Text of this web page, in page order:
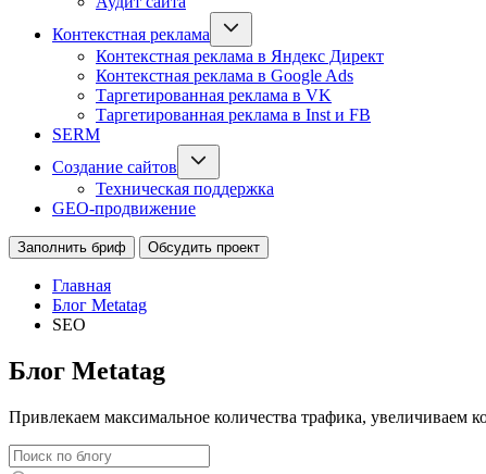
Контекстная реклама
Контекстная реклама в Яндекс Директ
Контекстная реклама в Google Ads
Таргетированная реклама в VK
Таргетированная реклама в Inst и FB
SERM
Создание сайтов
Техническая поддержка
GEO-продвижение
Заполнить бриф Обсудить проект
Главная
Блог Metatag
SEO
Блог Metatag
Привлекаем максимальное количества трафика, увеличиваем